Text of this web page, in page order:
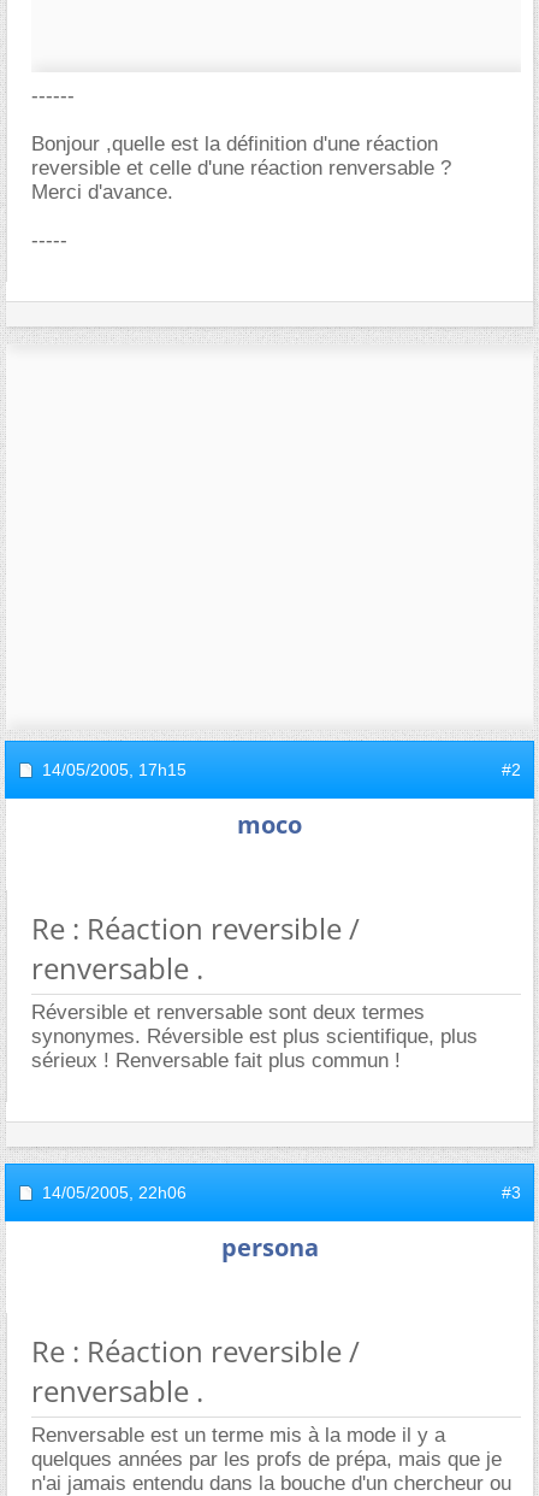
------
Bonjour ,quelle est la définition d'une réaction
reversible et celle d'une réaction renversable ?
Merci d'avance.
-----
14/05/2005, 17h15 #2
moco
Re : Réaction reversible /
renversable .
Réversible et renversable sont deux termes
synonymes. Réversible est plus scientifique, plus
sérieux ! Renversable fait plus commun !
14/05/2005, 22h06 #3
persona
Re : Réaction reversible /
renversable .
Renversable est un terme mis à la mode il y a
quelques années par les profs de prépa, mais que je
n'ai jamais entendu dans la bouche d'un chercheur ou